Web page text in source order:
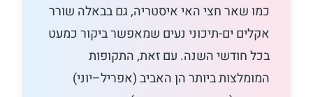
כמו שאר חצי האי איסטריה, גם בבאלה שורר
אקלים ים-תיכוני נעים שמאפשר ביקור כמעט
בכל חודשי השנה. עם זאת, התקופות
המומלצות ביותר הן האביב (אפריל–יוני)